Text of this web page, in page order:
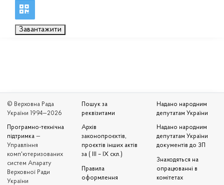
Завантажити
© Верховна Рада
України 1994—2026
Програмно-технічна
підтримка —
Управління
комп'ютеризованих
систем Апарату
Верховної Ради
України
Пошук за
реквізитами
Архів
законопроєктів,
проєктів інших актів
за ( III – IX скл.)
Правила
оформлення
Надано народним
депутатам України
Надано народним
депутатам України
документів до ЗП
Знаходяться на
опрацюванні в
комітетах